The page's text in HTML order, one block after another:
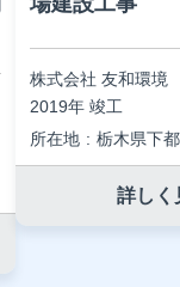
株式会社 友和環境
2019年 竣工
所在地
栃木県下
詳しく